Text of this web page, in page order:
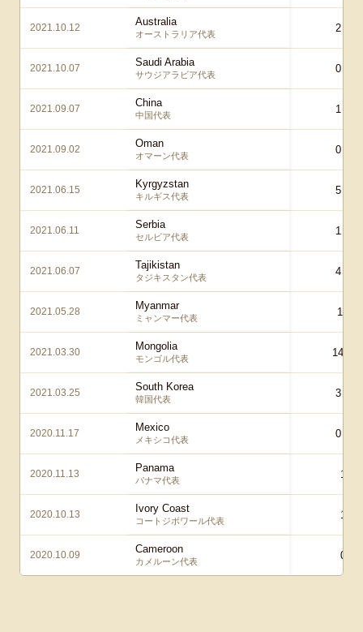
2021.10.12 Australia
オーストラリア代表 2 – 1
2021.10.07 Saudi Arabia
サウジアラビア代表 0 – 1
2021.09.07 China
中国代表 1 – 0
2021.09.02 Oman
オマーン代表 0 – 1
2021.06.15 Kyrgyzstan
キルギス代表 5 – 1
2021.06.11 Serbia
セルビア代表 1 – 0
2021.06.07 Tajikistan
タジキスタン代表 4 – 1
2021.05.28 Myanmar
ミャンマー代表 10 –
2021.03.30 Mongolia
モンゴル代表 14 – 0
2021.03.25 South Korea
韓国代表 3 – 0
2020.11.17 Mexico
メキシコ代表 0 – 2
2020.11.13 Panama
パナマ代表 1 – 0
2020.10.13 Ivory Coast
コートジボワール代表 1 – 0
2020.10.09 Cameroon
カメルーン代表 0 – 0